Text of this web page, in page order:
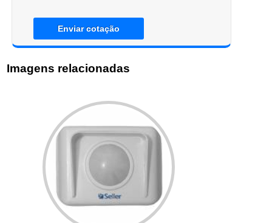
Enviar cotação
Imagens relacionadas